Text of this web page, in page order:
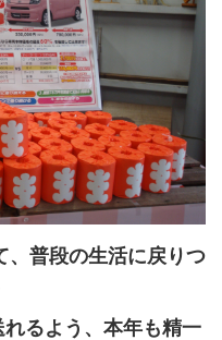
、普段の生活に戻りつ
るよう、本年も精一